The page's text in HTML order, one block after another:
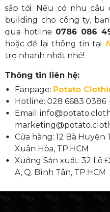
sắp tới. Nếu có nhu cầu
building cho công ty,
qua hotline 0786 086
hoặc để lại thông tin tại
trợ nhanh nhất nhé!
Thông tin liên hệ:
Fanpage: Potato
Hotline: 028 6683 0386
Email:
Cửa hàng: 12 Bà
Xuân Hòa, TP.HCM
Xưởng Sản xuất: 32 Lê
A, Q. Bình Tân, TP.HCM